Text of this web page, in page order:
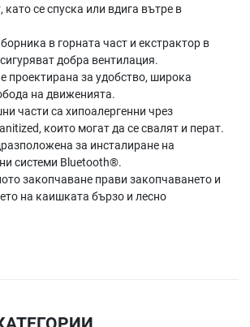
като се спуска или вдига вътре в
в горната част и екстрактор в
добра вентилация.
проектирана за удобство, широка
на движенията.
части са хипоалергенни чрез
които могат да се свалят и перат.
за инсталиране на
системи Bluetooth®.
закопчаване прави закопчаването и
на каишката бързо и лесно